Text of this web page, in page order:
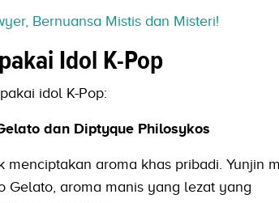
Bernuansa Mistis dan Misteri!
Idol K-Pop
idol K-Pop:
dan Diptyque Philosykos
aroma khas pribadi. Yunjin
Gelato, aroma manis yang lezat yang